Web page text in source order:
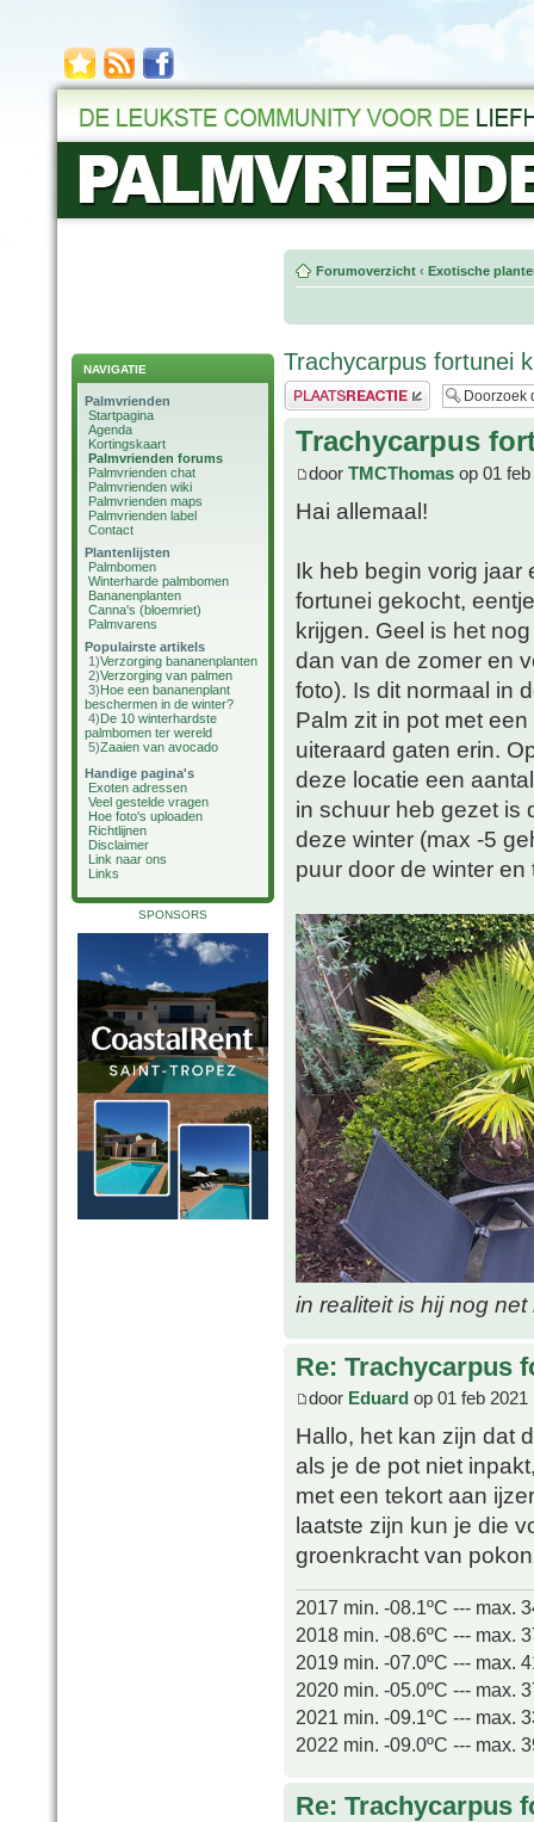
NAVIGATIE
Palmvrienden
Startpagina
Agenda
Kortingskaart
Palmvrienden forums
Palmvrienden chat
Palmvrienden wiki
Palmvrienden maps
Palmvrienden label
Contact
Plantenlijsten
Palmbomen
Winterharde palmbomen
Bananenplanten
Canna's (bloemriet)
Palmvarens
Populairste artikels
1)Verzorging bananenplanten
2)Verzorging van palmen
3)Hoe een bananenplant
beschermen in de winter?
4)De 10 winterhardste
palmbomen ter wereld
5)Zaaien van avocado
Handige pagina's
Exoten adressen
Veel gestelde vragen
Hoe foto's uploaden
Richtlijnen
Disclaimer
Link naar ons
Links
SPONSORS
Forumoverzicht ‹ Exotische
Trachycarpus fortunei
Plaats een reactie
Trachycarpus
door TMCThomas op 01
Hai allemaal!
Ik heb begin vorig jaar
fortunei gekocht,
krijgen. Geel is het
dan van de zomer en
foto). Is dit normaal in
Palm zit in pot met
uiteraard gaten erin.
deze locatie een
in schuur heb gezet is
deze winter (max -5
puur door de winter
in realiteit is hij nog
Re: Trachycarpus
door Eduard op 01 feb 2021
Hallo, het kan zijn dat
als je de pot niet
met een tekort aan
laatste zijn kun je die
groenkracht van
2017 min. -08.1ºC --- max.
2018 min. -08.6ºC --- max.
2019 min. -07.0ºC --- max.
2020 min. -05.0ºC --- max.
2021 min. -09.1ºC --- max.
2022 min. -09.0ºC --- max.
Re: Trachycarpus